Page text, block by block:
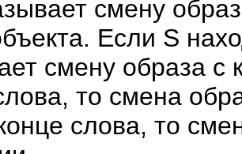
смену
Если S
смену образа с
то смена
слова, то